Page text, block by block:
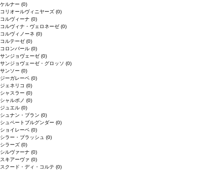
ケルナー (0)
コリオールヴィニヤーズ (0)
コルヴィーナ (0)
コルヴィナ・ヴェロネーゼ (0)
コルヴィノーネ (0)
コルテーゼ (0)
コロンバール (0)
サンジョヴェーゼ (0)
サンジョヴェーゼ・グロッソ (0)
サンソー (0)
ジーガレーベ (0)
ジェネリコ (0)
シャスラー (0)
シャルボノ (0)
ジュエル (0)
シュナン・ブラン (0)
シュペートブルグンダー (0)
ショイレーベ (0)
シラー・ブラッシュ (0)
シラーズ (0)
シルヴァーナ (0)
スキアーヴァ (0)
スクード・ディ・コルテ (0)